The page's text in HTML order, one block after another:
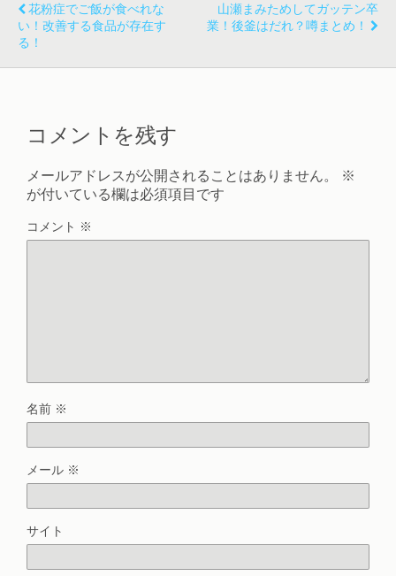
花粉症でご飯が食べれな
い！改善する食品が存在す
る！
山瀬まみためしてガッテン卒
業！後釜はだれ？噂まとめ！
コメントを残す
メールアドレスが公開されることはありません。
※
が付いている欄は必須項目です
コメント ※
名前 ※
メール ※
サイト